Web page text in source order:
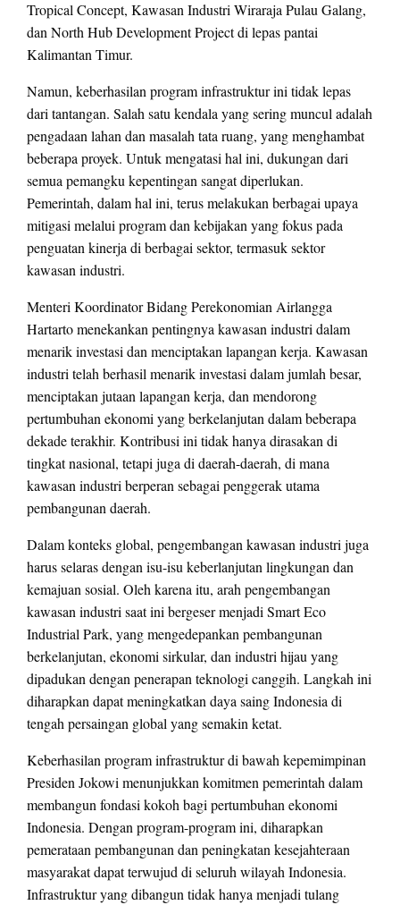
Tropical Concept, Kawasan Industri Wiraraja Pulau Galang,
dan North Hub Development Project di lepas pantai
Kalimantan Timur.
Namun, keberhasilan program infrastruktur ini tidak lepas
dari tantangan. Salah satu kendala yang sering muncul adalah
pengadaan lahan dan masalah tata ruang, yang menghambat
beberapa proyek. Untuk mengatasi hal ini, dukungan dari
semua pemangku kepentingan sangat diperlukan.
Pemerintah, dalam hal ini, terus melakukan berbagai upaya
mitigasi melalui program dan kebijakan yang fokus pada
penguatan kinerja di berbagai sektor, termasuk sektor
kawasan industri.
Menteri Koordinator Bidang Perekonomian Airlangga
Hartarto menekankan pentingnya kawasan industri dalam
menarik investasi dan menciptakan lapangan kerja. Kawasan
industri telah berhasil menarik investasi dalam jumlah besar,
menciptakan jutaan lapangan kerja, dan mendorong
pertumbuhan ekonomi yang berkelanjutan dalam beberapa
dekade terakhir. Kontribusi ini tidak hanya dirasakan di
tingkat nasional, tetapi juga di daerah-daerah, di mana
kawasan industri berperan sebagai penggerak utama
pembangunan daerah.
Dalam konteks global, pengembangan kawasan industri juga
harus selaras dengan isu-isu keberlanjutan lingkungan dan
kemajuan sosial. Oleh karena itu, arah pengembangan
kawasan industri saat ini bergeser menjadi Smart Eco
Industrial Park, yang mengedepankan pembangunan
berkelanjutan, ekonomi sirkular, dan industri hijau yang
dipadukan dengan penerapan teknologi canggih. Langkah ini
diharapkan dapat meningkatkan daya saing Indonesia di
tengah persaingan global yang semakin ketat.
Keberhasilan program infrastruktur di bawah kepemimpinan
Presiden Jokowi menunjukkan komitmen pemerintah dalam
membangun fondasi kokoh bagi pertumbuhan ekonomi
Indonesia. Dengan program-program ini, diharapkan
pemerataan pembangunan dan peningkatan kesejahteraan
masyarakat dapat terwujud di seluruh wilayah Indonesia.
Infrastruktur yang dibangun tidak hanya menjadi tulang